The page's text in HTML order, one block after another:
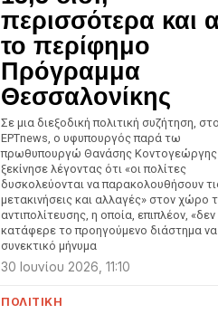
περισσότερα και
το περίφημο
Πρόγραμμα
Θεσσαλονίκης
Σε μια διεξοδική πολιτική συζήτηση,
ΕΡΤnews, ο υφυπουργός παρά τω
πρωθυπουργώ Θανάσης Κοντογεώργης
ξεκίνησε λέγοντας ότι «οι πολίτες
δυσκολεύονται να παρακολουθήσουν
μετακινήσεις και αλλαγές» στον χώρο
αντιπολίτευσης, η οποία, επιπλέον, «δεν
κατάφερε το προηγούμενο διάστημα να
συνεκτικό μήνυμα
30 Ιουνίου 2026, 11:10
ΠΟΛΙΤΙΚΗ